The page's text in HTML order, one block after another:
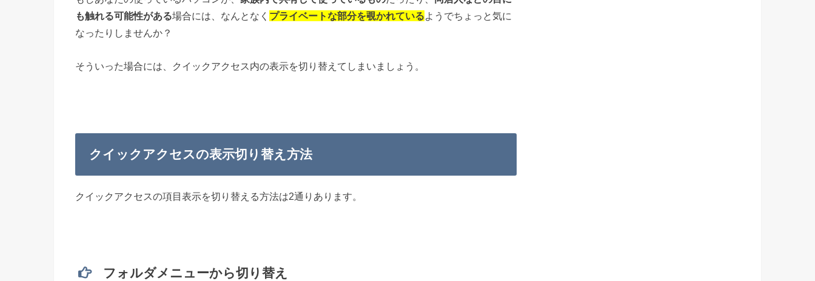
も触れる可能性がある場合には、なんとなく プライベートな部分を覗かれているようでちょっと気に
なったりしませんか？
そういった場合には、クイックアクセス内の表示を切り替えてしまいましょう。
クイックアクセスの表示切り替え方法
クイックアクセスの項目表示を切り替える方法は2通りあります。
フォルダメニューから切り替え